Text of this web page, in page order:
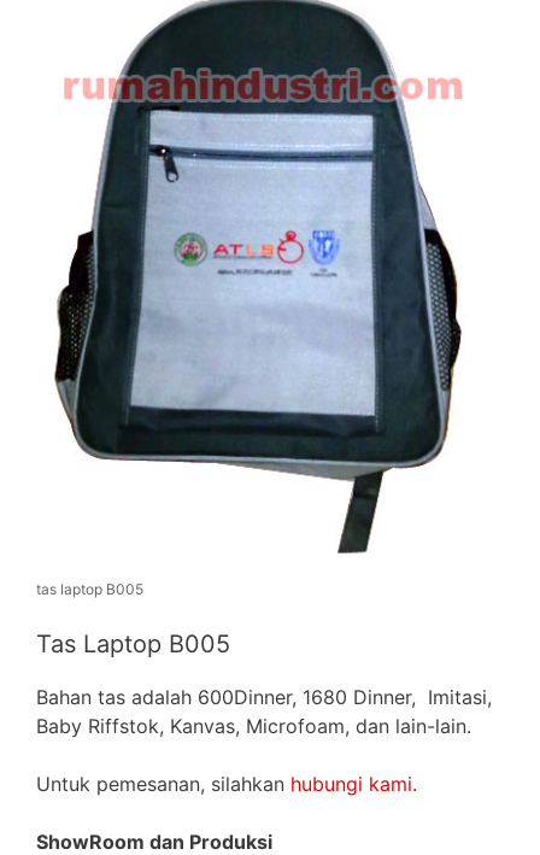
tas laptop B005
Tas Laptop B005
Bahan tas adalah 600Dinner, 1680 Dinner, Imitasi,
Baby Riffstok, Kanvas, Microfoam, dan lain-lain.
Untuk pemesanan, silahkan hubungi kami.
ShowRoom dan Produksi